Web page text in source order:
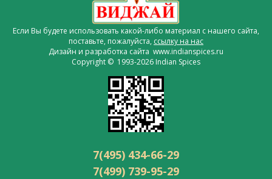
Если Вы будете использовать какой-либо материал с нашего сайта,
поставьте, пожалуйста, ссылку на нас
Дизайн и разработка сайта www.indianspices.ru
Copyright © 1993-2026 Indian Spices
7(495) 434-66-29
7(499) 739-95-29